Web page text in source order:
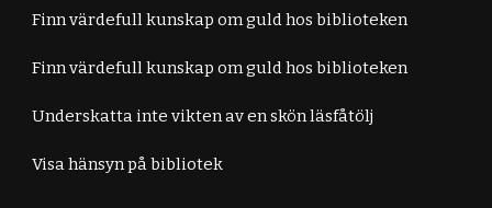
Finn värdefull kunskap om guld hos biblioteken
Finn värdefull kunskap om guld hos biblioteken
Underskatta inte vikten av en skön läsfåtölj
Visa hänsyn på bibliotek